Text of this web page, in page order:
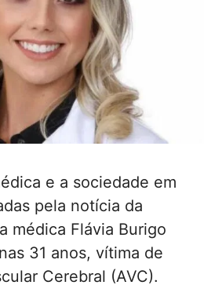
e a sociedade em
pela notícia da
médica Flávia Burigo
31 anos, vítima de
Cerebral (AVC).